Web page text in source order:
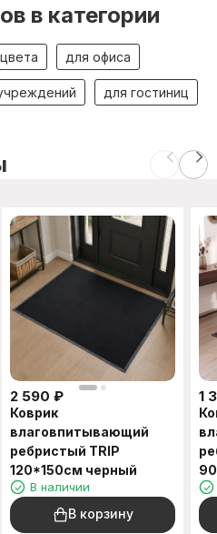
в категории
для офиса
для гостиниц
2 590 ₽
Коврик
влаговпитывающий
ребристый TRIP
120*150см черный
В наличии
В корзину
1